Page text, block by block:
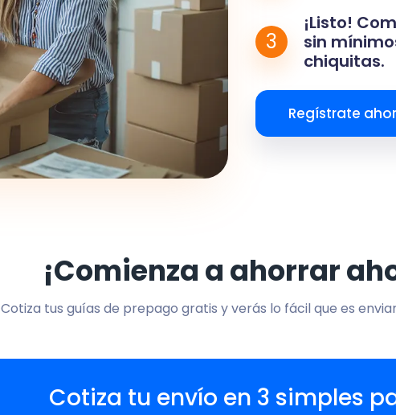
3
¡Listo!
sin
chiquitas.
Regístrate
¡Comienza a ahorrar
Cotiza tus guías de prepago gratis y verás lo fácil que es
Cotiza tu envío en 3 simples